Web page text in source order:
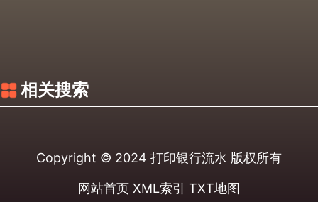
相关搜索
Copyright © 2024 打印银行流水 版权所有
网站首页 XML索引 TXT地图